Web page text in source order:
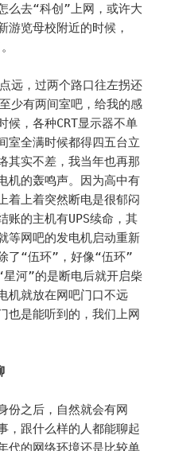
么去“科创”上网，或许大
游览母校附近的时候，
远，过两个路口往左拐还
少有两间室吧，给我的感
候，各种CRT显示器不单
室全满时候都得四五台立
其实不差，我当年也再那
机的轰鸣声。因为高中有
着上着突然断电是很郁闷
账的主机有UPS续命，其
等网吧的发电机启动重新
了“伍环”，好像“伍环”
河”的是断电后就开启柴
机就放在网吧门口不远
也是能听到的，我们上网
份之后，自然就会有网
，跟什么样的人都能聊起
代的网络环境还是比较单